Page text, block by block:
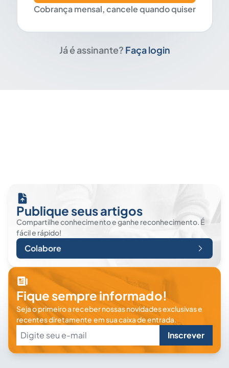
Cobrança mensal, cancele quando quiser
Já é assinante? Faça login
Publique seus artigos
Compartilhe conhecimento e ganhe reconhecimento. É
fácil e rápido!
Colabore
Fique sempre informado!
Seja o primeiro a receber nossas novidades exclusivas e
recentes diretamente em sua caixa de entrada.
Inscrever